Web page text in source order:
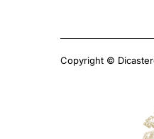
Copyright ©